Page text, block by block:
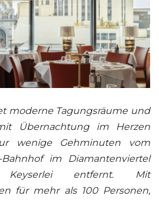
moderne Tagungsräume und
Übernachtung im Herzen
wenige Gehminuten vom
Bahnhof im Diamantenviertel
entfernt. Mit
für mehr als 100 Personen,